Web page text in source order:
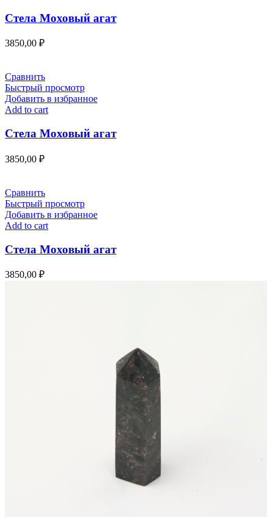
Стела Моховый агат
3850,00 ₽
Сравнить
Быстрый просмотр
Добавить в избранное
Add to cart
Стела Моховый агат
3850,00 ₽
Сравнить
Быстрый просмотр
Добавить в избранное
Add to cart
Стела Моховый агат
3850,00 ₽